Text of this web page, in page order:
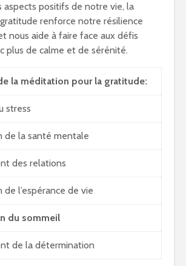
aspects positifs de notre vie, la
renforce notre résilience
nous aide à faire face aux défis
plus de calme et de sérénité.
la méditation pour la gratitude:
stress
de la santé mentale
des relations
l’espérance de vie
du sommeil
de la détermination